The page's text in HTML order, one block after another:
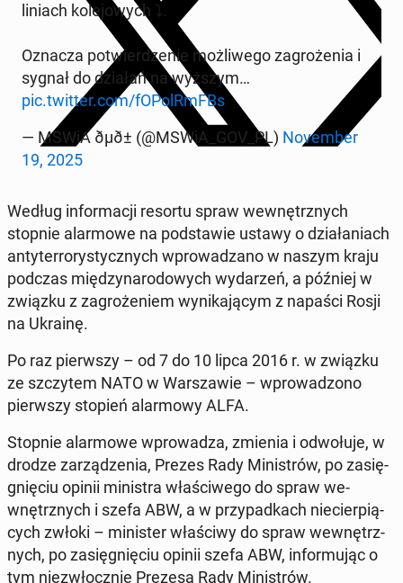
liniach ko­le­jo­wych ⤵️.
Oznacza po­twier­dze­nie moż­li­we­go za­gro­że­nia i
sygnał do działań na wyższym…
pic.twitter.com/fO­PolRm­FBs
— MSWiA ðµð± (@MSWiA_GOV_PL) No­vem­ber
19, 2025
Według in­for­ma­cji resortu spraw we­wnętrz­nych
stopnie alar­mo­we na pod­sta­wie ustawy o dzia­ła­niach
an­ty­ter­ro­ry­stycz­nych wpro­wa­dza­no w naszym kraju
podczas mię­dzy­na­ro­do­wych wy­da­rzeń, a później w
związku z za­gro­że­niem wy­ni­ka­ją­cym z napaści Rosji
na Ukrainę.
Po raz pierw­szy – od 7 do 10 lipca 2016 r. w związku
ze szczy­tem NATO w War­sza­wie – wpro­wa­dzo­no
pierw­szy stopień alar­mo­wy ALFA.
Stopnie alar­mo­we wpro­wa­dza, zmienia i od­wo­łu­je, w
drodze za­rzą­dze­nia, Prezes Rady Mi­ni­strów, po za­się­
gnię­ciu opinii mi­ni­stra wła­ści­we­go do spraw we­
wnętrz­nych i szefa ABW, a w przy­pad­kach nie­cier­pią­
cych zwłoki – mi­ni­ster wła­ści­wy do spraw we­wnętrz­
nych, po za­się­gnię­ciu opinii szefa ABW, in­for­mu­jąc o
tym nie­zwłocz­nie Prezesa Rady Mi­ni­strów.